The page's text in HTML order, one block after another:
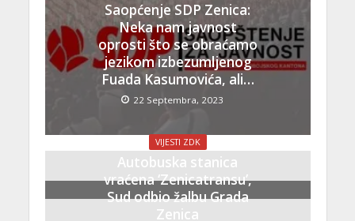
Saopćenje SDP Zenica:
Neka nam javnost
oprosti što se obraćamo
jezikom izbezumljenog
Fuada Kasumovića, ali…
22 Septembra, 2023
VIJESTI ZDK
Autobuska stanica
vraćena ‘Zenicatransu’,
Sud odbio žalbu Grada
Zenica